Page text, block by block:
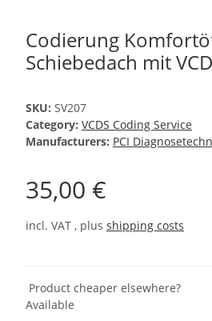
Codierung
Schiebedach mit
SKU: SV207
Category: VCDS Coding Service
Manufacturers: PCI
35,00 €
incl. VAT , plus shipping costs
Product cheaper elsewhere?
Available